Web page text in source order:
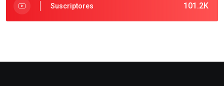
101.2K
Suscriptores